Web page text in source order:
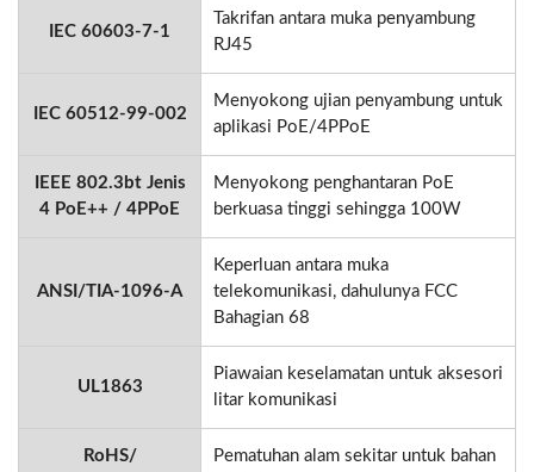
IEC 60603-7-1
Takrifan antara muka penyambung
RJ45
IEC 60512-99-002
Menyokong ujian penyambung untuk
aplikasi PoE/4PPoE
IEEE 802.3bt Jenis
4 PoE++ / 4PPoE
Menyokong penghantaran PoE
berkuasa tinggi sehingga 100W
ANSI/TIA-1096-A
Keperluan antara muka
telekomunikasi, dahulunya FCC
Bahagian 68
UL1863
Piawaian keselamatan untuk aksesori
litar komunikasi
RoHS/
Pematuhan alam sekitar untuk bahan